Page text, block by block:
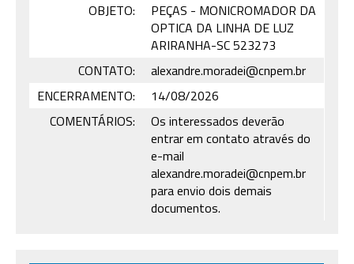
OBJETO:
PEÇAS - MONICROMADOR DA
OPTICA DA LINHA DE LUZ
ARIRANHA-SC 523273
CONTATO:
alexandre.moradei@cnpem.br
ENCERRAMENTO:
14/08/2026
COMENTÁRIOS:
Os interessados deverão
entrar em contato através do
e-mail
alexandre.moradei@cnpem.br
para envio dois demais
documentos.